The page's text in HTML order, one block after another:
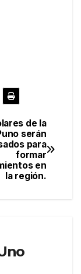
de la
serán
para
formar
en
la región.